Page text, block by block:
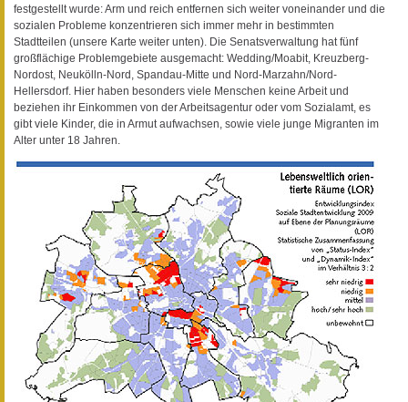
festgestellt wurde: Arm und reich entfernen sich weiter voneinander und die
sozialen Probleme konzentrieren sich immer mehr in bestimmten
Stadtteilen (unsere Karte weiter unten). Die Senatsverwaltung hat fünf
großflächige Problemgebiete ausgemacht: Wedding/Moabit, Kreuzberg-
Nordost, Neukölln-Nord, Spandau-Mitte und Nord-Marzahn/Nord-
Hellersdorf. Hier haben besonders viele Menschen keine Arbeit und
beziehen ihr Einkommen von der Arbeitsagentur oder vom Sozialamt, es
gibt viele Kinder, die in Armut aufwachsen, sowie viele junge Migranten im
Alter unter 18 Jahren.